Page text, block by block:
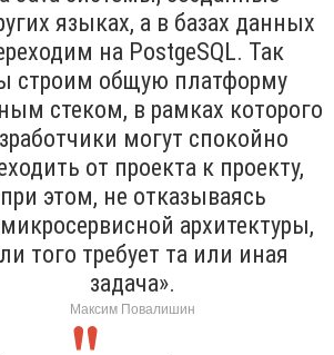
языках, а в базах данных
на PostgeSQL. Так
строим общую платформу
стеком, в рамках которого
могут спокойно
от проекта к проекту,
при этом, не отказываясь
архитектуры,
того требует та или иная
задача».
Максим Повалишин